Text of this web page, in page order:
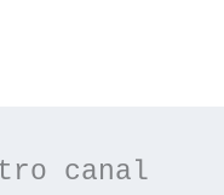
canal